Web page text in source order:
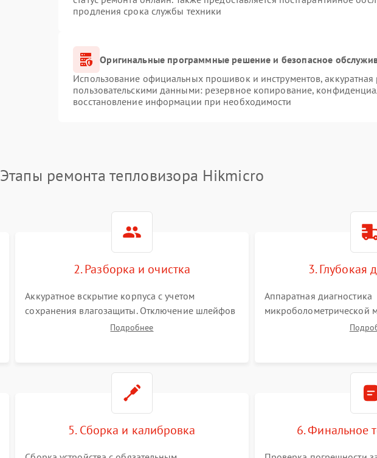
продления срока службы техники
Оригинальные программные решение и безопасное
Использование официальных прошивок и инструментов, аккуратная
пользовательскими данными: резервное копирование,
восстановление информации при необходимости
Этапы ремонта тепловизора Hikmicro
2. Разборка и очистка
Аккуратное вскрытие корпуса с учетом
сохранения влагозащиты. Отключение шлейфов
питания и дисплея. Очистка внутренних плат от
Подробнее
3. Глубокая
Аппаратная диагностика
микроболометрической
обработки изображений
5. Сборка и калибровка 6. Финальное